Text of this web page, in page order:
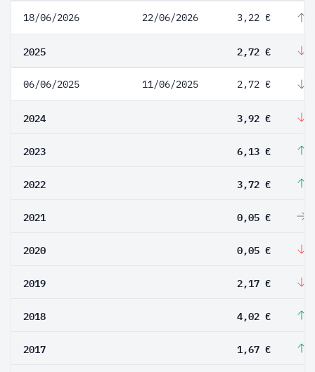
18/06/2026 22/06/2026 3,22 €
2025 2,72 €
06/06/2025 11/06/2025 2,72 €
2024 3,92 €
2023 6,13 €
2022 3,72 €
2021 0,05 €
2020 0,05 €
2019 2,17 €
2018 4,02 €
2017 1,67 €